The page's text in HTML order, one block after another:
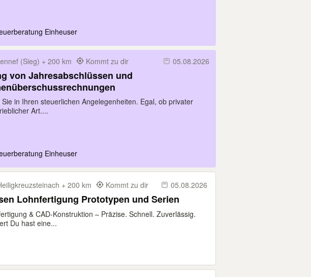
Einheuser
(Sieg) + 200 km Kommt zu dir 05.08.2026
von Jahresabschlüssen und
in Ihren steuerlichen Angelegenheiten. Egal, ob privater
Art....
Einheuser
+ 200 km Kommt zu dir 05.08.2026
Lohnfertigung Prototypen und Serien
& CAD-Konstruktion – Präzise. Schnell. Zuverlässig.
Du hast eine...